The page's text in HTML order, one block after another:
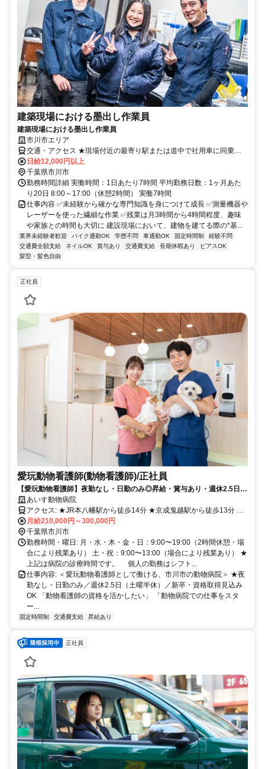
建築現場における墨出し作業員
建築現場における墨出し作業員
市川市エリア
交通・アクセス ★現場付近の最寄り駅または道中で社用車に同乗す
る形となります。
日給12,000円以上
千葉県市川市
勤務時間詳細 実働時間：1日あたり7時間 平均勤務日数：1ヶ月あた
り20日 8:00～17:00（休憩2時間） 実働7時間
仕事内容 ✅️未経験から確かな専門知識を身につけて成長 ✅️測量機器や
レーザーを使った繊細な作業 ✅️残業は月3時間から4時間程度、趣味
や家族との時間も大切に 建設現場において、建物を建てる際の*基...
業界未経験者歓迎 バイク通勤OK 学歴不問 車通勤OK 固定時間制
経験不問
交通費全額支給
ネイルOK 賞与あり 交通費支給 長期休暇あり
ピアスOK
髪型・髪色自由
正社員
愛玩動物看護師(動物看護師)/正社員
【愛玩動物看護師】夜勤なし・日勤のみ◎昇給・賞与あり・週休2.5日｜
新卒・資格取得見込みOK
あいす動物病院
アクセス: ★JR本八幡駅から徒歩14分 ★京成鬼越駅から徒歩13分 ※
交通費規定支給
月給210,000円～300,000円
千葉県市川市
勤務時間・曜日: 月・水・木・金・日：9:00〜19:00（2時間休憩・場
合により残業あり） 土・祝：9:00〜13:00（場合により残業あり） ★
上記は病院の診療時間です。 個人の勤務はシフト...
仕事内容: ＜愛玩動物看護師として働ける、市川市の動物病院＞ ★夜
勤なし・日勤のみ／週休2.5日（土曜半休）／新卒・資格取得見込み
OK 「動物看護師の資格を活かしたい」 「動物病院での仕事をスタ
ー...
固定時間制 交通費支給 昇給あり
正社員